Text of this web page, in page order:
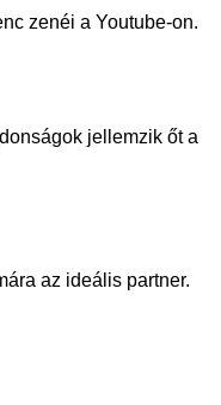
zenéi a Youtube-on.
jellemzik őt a
az ideális partner.